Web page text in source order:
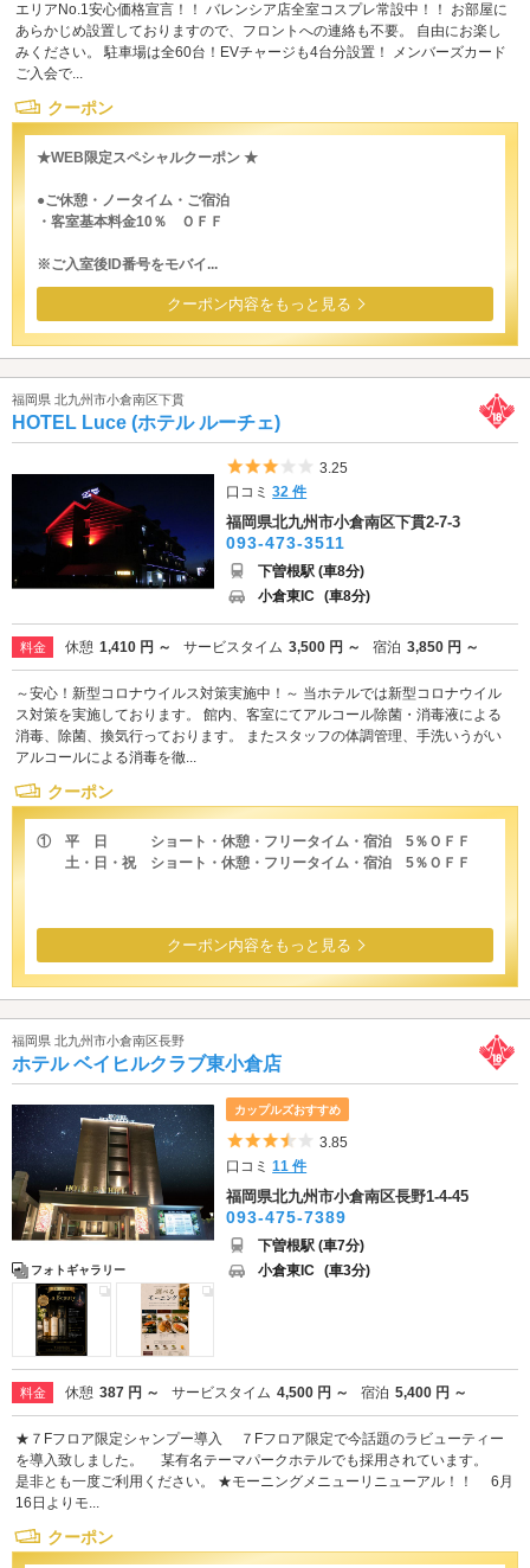
エリアNo.1安心価格宣言！！ バレンシア店全室コスプレ常設中！！ お部屋に
あらかじめ設置しておりますので、フロントへの連絡も不要。 自由にお楽し
みください。 駐車場は全60台！EVチャージも4台分設置！ メンバーズカード
ご入会で...
クーポン
★WEB限定スペシャルクーポン ★
●ご休憩・ノータイム・ご宿泊
・客室基本料金10％ ＯＦＦ
※ご入室後ID番号をモバイ...
クーポン内容をもっと見る
福岡県 北九州市小倉南区下貫
HOTEL Luce (ホテル ルーチェ)
5つ星のうち3
3.25
口コミ32 件
福岡県北九州市小倉南区下貫2-7-3
093-473-3511
下曽根駅 (車8分)
小倉東IC (車8分)
料金 休憩 1,410 円 ～ サービスタイム 3,500 円 ～ 宿泊 3,850 円 ～
～安心！新型コロナウイルス対策実施中！～ 当ホテルでは新型コロナウイル
ス対策を実施しております。 館内、客室にてアルコール除菌・消毒液による
消毒、除菌、換気行っております。 またスタッフの体調管理、手洗いうがい
アルコールによる消毒を徹...
クーポン
① 平 日 ショート・休憩・フリータイム・宿泊 5％ＯＦＦ
土・日・祝 ショート・休憩・フリータイム・宿泊 5％ＯＦＦ
クーポン内容をもっと見る
福岡県 北九州市小倉南区長野
ホテル ベイヒルクラブ東小倉店
フォトギャラリー
カップルズおすすめ
5つ星のうち3.5
3.85
口コミ11 件
福岡県北九州市小倉南区長野1-4-45
093-475-7389
下曽根駅 (車7分)
小倉東IC (車3分)
料金 休憩 387 円 ～ サービスタイム 4,500 円 ～ 宿泊 5,400 円 ～
★７Fフロア限定シャンプー導入 ７Fフロア限定で今話題のラビューティー
を導入致しました。 某有名テーマパークホテルでも採用されています。
是非とも一度ご利用ください。 ★モーニングメニューリニューアル！！ 6月
16日よりモ...
クーポン